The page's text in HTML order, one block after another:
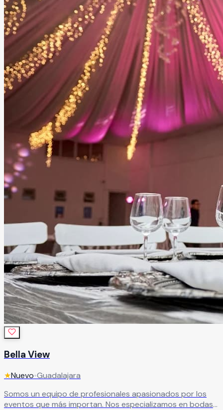
Bella View
★Nuevo•Guadalajara
Somos un equipo de profesionales apasionados por los
eventos que más importan. Nos especializamos en bodas